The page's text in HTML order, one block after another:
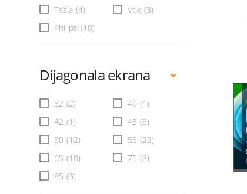
Tesla (4) Vox (3)
Philips (18)
Dijagonala ekrana
32 (2) 40 (1)
42 (1) 43 (8)
50 (12) 55 (22)
65 (18) 75 (8)
85 (3)